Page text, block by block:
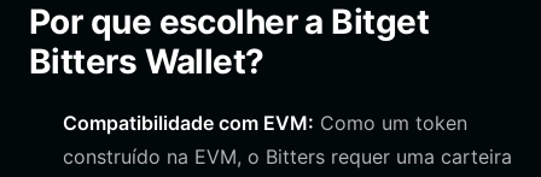
Por que escolher a Bitget
Bitters Wallet?
Compatibilidade com EVM: Como um token
construído na EVM, o Bitters requer uma carteira